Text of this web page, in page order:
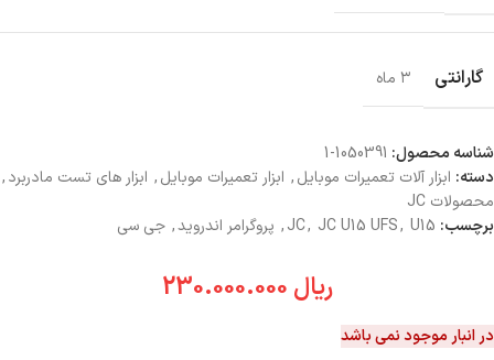
گارانتی ۳ ماه
شناسه محصول: 1050391-1
دسته: ابزار آلات تعمیرات موبایل, ابزار تعمیرات موبایل, ابزار های تست مادربرد,
محصولات JC
برچسب:
JC, JC U15 UFS, U15
, پروگرامر اندروید, جی سی
ریال
در انبار موجود نمی باشد